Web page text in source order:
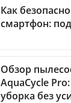
Как
смартфон:
Обзор
AquaCycle
уборка без